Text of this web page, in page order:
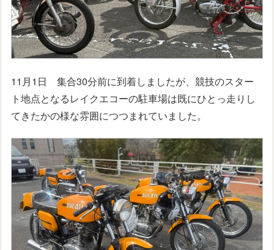
11月1日 集合30分前に到着しましたが、競技のスター
ト地点となるレイクエコーの駐車場は既にひとっ走りし
てきたかの様な雰囲につつまれていました。